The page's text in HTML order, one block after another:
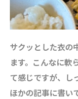
サクッとした衣の
ます。こんなに軟
て感じですが、し
ほかの記事に書い